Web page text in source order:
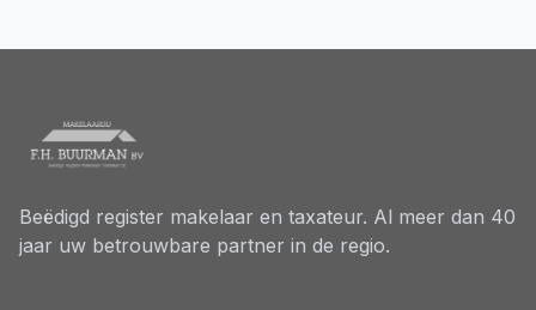
Beëdigd register makelaar en taxateur. Al meer dan 40
jaar uw betrouwbare partner in de regio.